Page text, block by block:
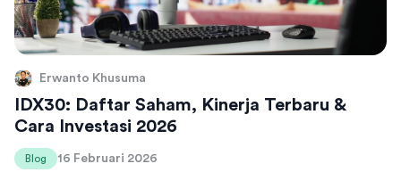
Erwanto Khusuma
IDX30: Daftar Saham, Kinerja Terbaru &
Cara Investasi 2026
Blog 16 Februari 2026